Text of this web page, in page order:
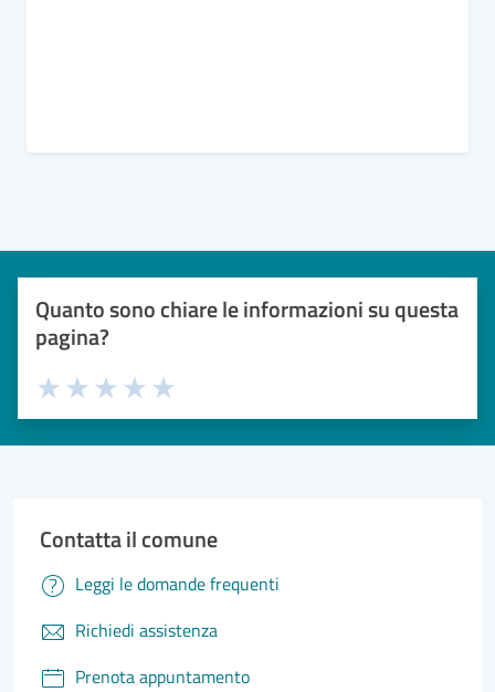
Quanto sono chiare le informazioni su questa
pagina?
Valuta 5 stelle su 5
Valuta 4 stelle su 5
Valuta 3 stelle su 5
Valuta 2 stelle su 5
Valuta 1 stelle su 5
Contatta il comune
Leggi le domande frequenti
Richiedi assistenza
Prenota appuntamento